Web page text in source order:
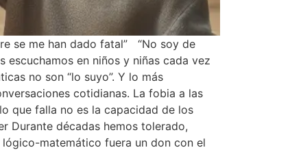
se me han dado fatal” “No soy de
escuchamos en niños y niñas cada vez
no son “lo suyo”. Y lo más
cotidianas. La fobia a las
que falla no es la capacidad de los
Durante décadas hemos tolerado,
lógico-matemático fuera un don con el